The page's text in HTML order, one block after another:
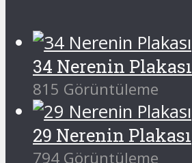
34 Nerenin Plakası
815 Görüntüleme
29 Nerenin Plakası
794 Görüntüleme